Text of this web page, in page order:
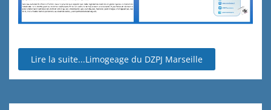
Lire la suite...Limogeage du DZPJ Marseille